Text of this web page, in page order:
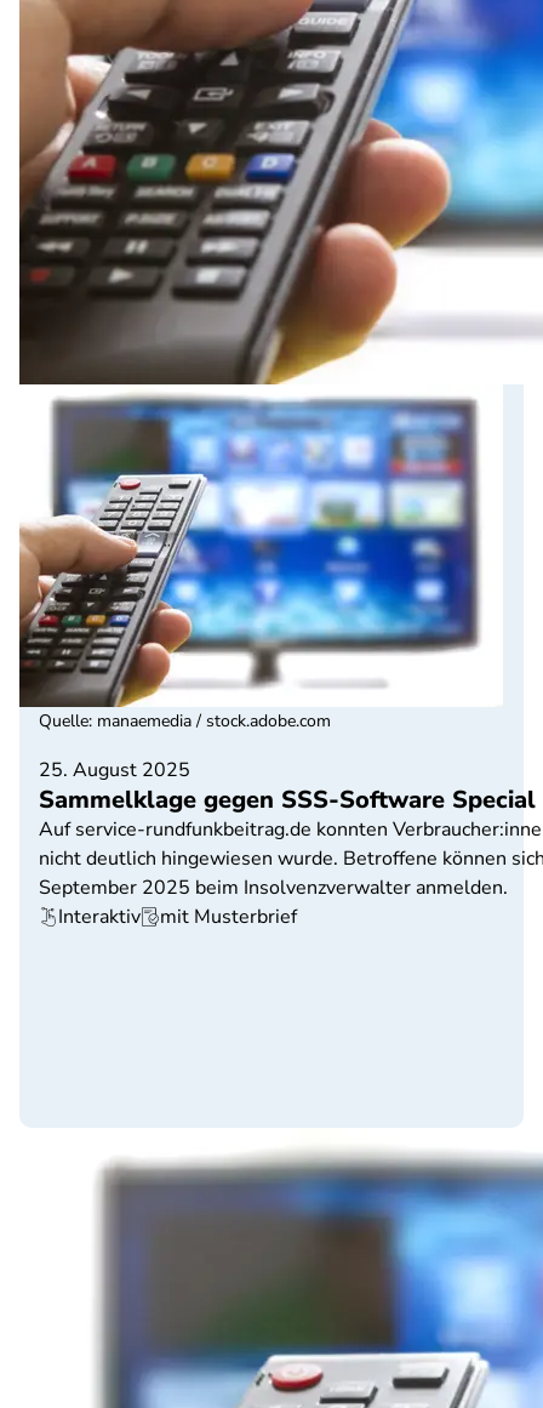
25. August 2025
Sammelklage gegen SSS-Software
Auf service-rundfunkbeitrag.de konnten
nicht deutlich hingewiesen wurde. Betroffene können
September 2025 beim Insolvenzverwalter anmelden.
Interaktiv
mit Musterbrief
Quelle: manaemedia / stock.adobe.com